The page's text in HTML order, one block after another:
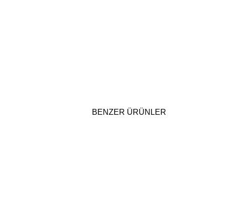
BENZER ÜRÜNLER